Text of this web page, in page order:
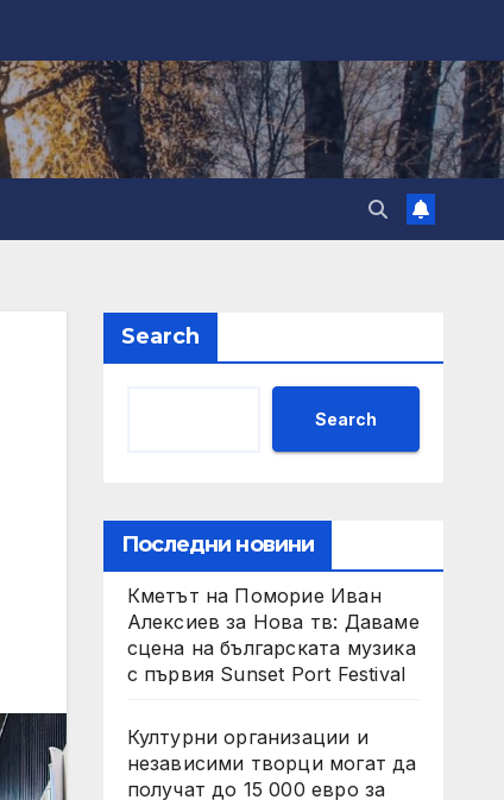
Search
Search
Последни новини
Кметът на Поморие Иван
Алексиев за Нова тв: Даваме
сцена на българската музика
с първия Sunset Port Festival
Културни организации и
независими творци могат да
получат до 15 000 евро за